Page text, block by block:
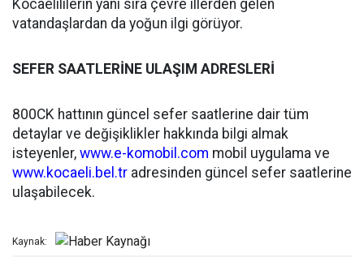
Kocaelililerin yanı sıra çevre illerden gelen
vatandaşlardan da yoğun ilgi görüyor.
SEFER SAATLERİNE ULAŞIM ADRESLERİ
800CK hattının güncel sefer saatlerine dair tüm
detaylar ve değişiklikler hakkında bilgi almak
isteyenler, www.e-komobil.com mobil uygulama ve
www.kocaeli.bel.tr adresinden güncel sefer saatlerine
ulaşabilecek.
Kaynak: